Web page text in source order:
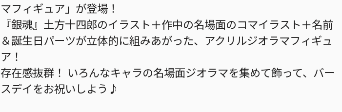
マフィギュア」が登場！
『銀魂』土方十四郎のイラスト＋作中の名場面のコマイラスト＋名前
＆誕生日パーツが立体的に組みあがった、アクリルジオラマフィギュ
ア！
存在感抜群！ いろんなキャラの名場面ジオラマを集めて飾って、バー
スデイをお祝いしよう♪